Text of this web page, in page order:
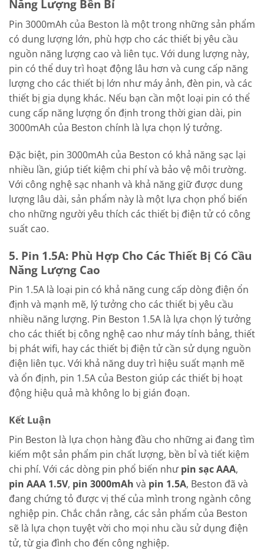
Năng Lượng Bền Bỉ
Pin 3000mAh của Beston là một trong những sản phẩm
có dung lượng lớn, phù hợp cho các thiết bị yêu cầu
nguồn năng lượng cao và liên tục. Với dung lượng này,
pin có thể duy trì hoạt động lâu hơn và cung cấp năng
lượng cho các thiết bị lớn như máy ảnh, đèn pin, và các
thiết bị gia dụng khác. Nếu bạn cần một loại pin có thể
cung cấp năng lượng ổn định trong thời gian dài, pin
3000mAh của Beston chính là lựa chọn lý tưởng.
Đặc biệt, pin 3000mAh của Beston có khả năng sạc lại
nhiều lần, giúp tiết kiệm chi phí và bảo vệ môi trường.
Với công nghệ sạc nhanh và khả năng giữ được dung
lượng lâu dài, sản phẩm này là một lựa chọn phổ biến
cho những người yêu thích các thiết bị điện tử có công
suất cao.
5. Pin 1.5A: Phù Hợp Cho Các Thiết Bị Có Cầu
Năng Lượng Cao
Pin 1.5A là loại pin có khả năng cung cấp dòng điện ổn
định và mạnh mẽ, lý tưởng cho các thiết bị yêu cầu
nhiều năng lượng. Pin Beston 1.5A là lựa chọn lý tưởng
cho các thiết bị công nghệ cao như máy tính bảng, thiết
bị phát wifi, hay các thiết bị điện tử cần sử dụng nguồn
điện liên tục. Với khả năng duy trì hiệu suất mạnh mẽ
và ổn định, pin 1.5A của Beston giúp các thiết bị hoạt
động hiệu quả mà không lo bị gián đoạn.
Kết Luận
Pin Beston là lựa chọn hàng đầu cho những ai đang tìm
kiếm một sản phẩm pin chất lượng, bền bỉ và tiết kiệm
chi phí. Với các dòng pin phổ biến như pin sạc AAA,
pin AAA 1.5V, pin 3000mAh và pin 1.5A, Beston đã và
đang chứng tỏ được vị thế của mình trong ngành công
nghiệp pin. Chắc chắn rằng, các sản phẩm của Beston
sẽ là lựa chọn tuyệt vời cho mọi nhu cầu sử dụng điện
tử, từ gia đình cho đến công nghiệp.